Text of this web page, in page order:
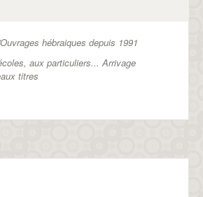
hébraiques depuis 1991
aux particuliers...Arrivage
titres